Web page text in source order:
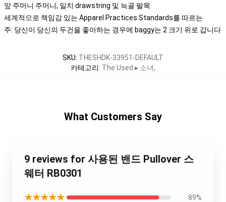
앞 주머니 주머니, 일치 drawstring 및 늑골 팔목
세계적으로 책임감 있는 Apparel Practices Standards를 따르는
주: 당신이 당신의 두건을 좋아하는 경우에 baggy는 2 크기 위로 갑니다
SKU: THESHDK-33951-DEFAULT
카테고리: The Used ▸ 소녀,
What Customers Say
9 reviews for 사용된 밴드 Pullover 스
웨터 RB0301
★★★★★ 89%